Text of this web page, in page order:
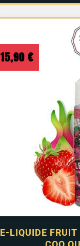
E-LIQUIDE FRUIT
15,90 €